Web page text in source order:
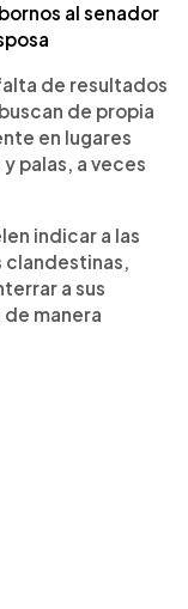
al senador
de resultados
de propia
en lugares
palas, a veces
indicar a las
clandestinas,
a sus
manera